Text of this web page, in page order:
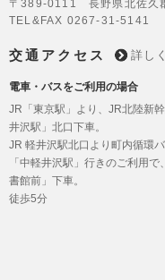
〒389-0111 長野県北佐久
TEL&FAX 0267-31-5141
交通アクセス 詳し
電車・バスをご利用の場合
JR「東京駅」より、JR北陸新
井沢駅」北口下車。
JR 軽井沢駅北口より町内循環
「中軽井沢駅」行きのご利用で
書館前」下車。
徒歩5分